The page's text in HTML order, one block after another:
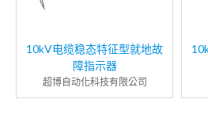
10kV电缆稳态特征型就地故
障指示器
超博自动化科技有限公司